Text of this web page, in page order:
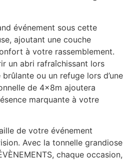
événement sous cette
ajoutant une couche
à votre rassemblement.
un abri rafraîchissant lors
brûlante ou un refuge lors d’une
de 4x8m ajoutera
marquante à votre
de votre événement
Avec la tonnelle grandiose
chaque occasion,